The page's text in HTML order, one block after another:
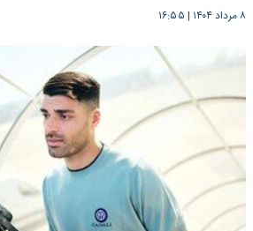
۸ مرداد ۱۴۰۴ | ۱۶:۵۵